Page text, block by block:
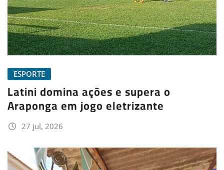
ESPORTE
Latini domina ações e supera o
Araponga em jogo eletrizante
27 jul, 2026